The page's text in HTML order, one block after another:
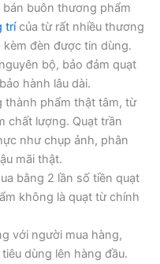
buôn thương phẩm
trícủa từ rất nhiều thương
đèn được tin dùng.
bộ, bảo đảm quạt
hành lâu dài.
thành phẩm thật tâm, từ
chất lượng. Quạt trần
như chụp ảnh, phân
mãi thật.
bằng 2 lần số tiền quạt
không là quạt từ chính
với người mua hàng,
dùng lên hàng đầu.